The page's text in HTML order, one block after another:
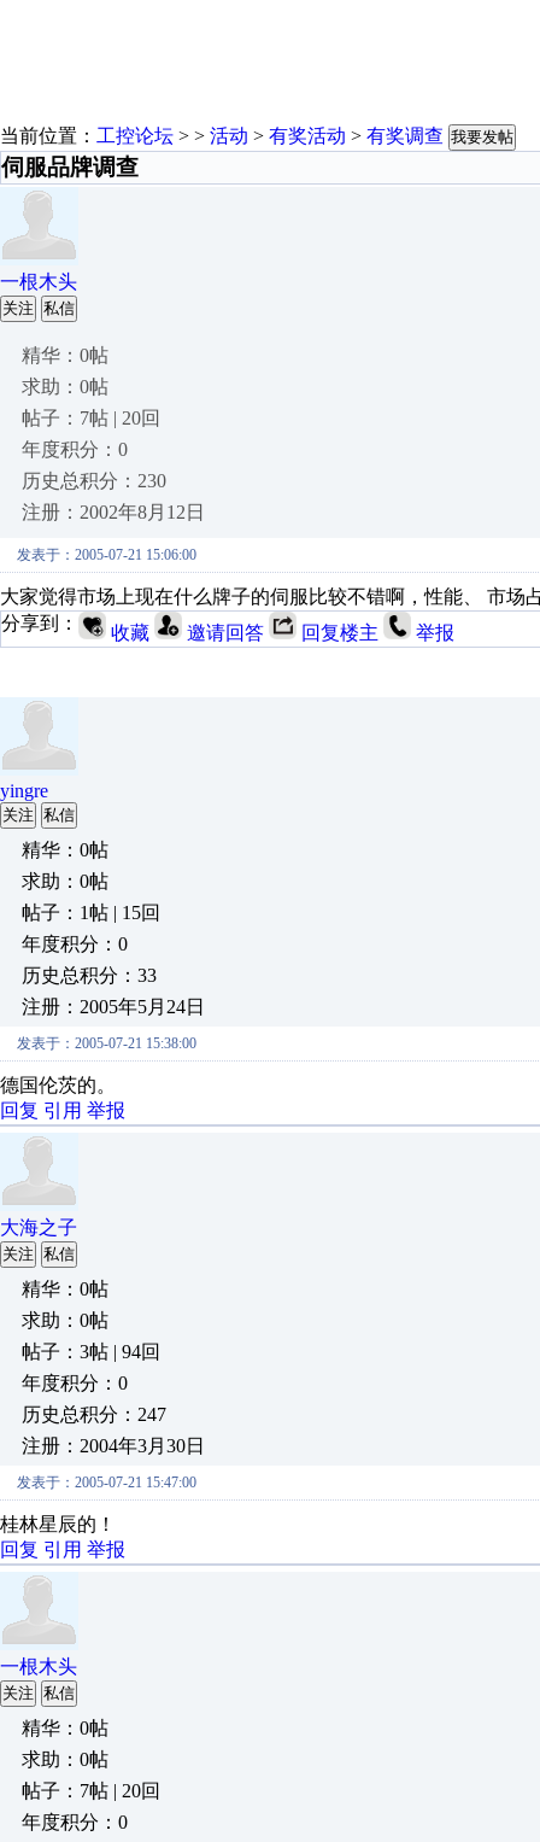
当前位置： 工控论坛 > > 活动 > 有奖活动 > 有奖调查 我要发帖
伺服品牌调查
一根木头
关注 私信
精华：0帖
求助：0帖
帖子：7帖 | 20回
年度积分：0
历史总积分：230
注册：2002年8月12日
发表于：2005-07-21 15:06:00
大家觉得市场上现在什么牌子的伺服比较不错啊，性能、 市场
分享到：
收藏 邀请回答 回复楼主 举报
yingre
关注 私信
精华：0帖
求助：0帖
帖子：1帖 | 15回
年度积分：0
历史总积分：33
注册：2005年5月24日
发表于：2005-07-21 15:38:00
德国伦茨的。
回复 引用 举报
大海之子
关注 私信
精华：0帖
求助：0帖
帖子：3帖 | 94回
年度积分：0
历史总积分：247
注册：2004年3月30日
发表于：2005-07-21 15:47:00
桂林星辰的！
回复 引用 举报
一根木头
关注 私信
精华：0帖
求助：0帖
帖子：7帖 | 20回
年度积分：0